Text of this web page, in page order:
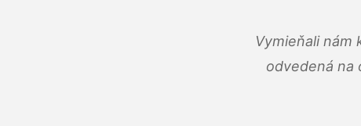
Vymieňali nám
odvedená na